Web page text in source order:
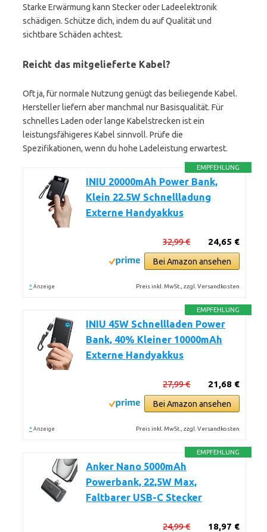
Starke Erwärmung kann Stecker oder Ladeelektronik
schädigen. Schütze dich, indem du auf Qualität und
sichtbare Schäden achtest.
Reicht das mitgelieferte Kabel?
Oft ja, für normale Nutzung genügt das beiliegende Kabel.
Hersteller liefern aber manchmal nur Basisqualität. Für
schnelles Laden oder lange Kabelstrecken ist ein
leistungsfähigeres Kabel sinnvoll. Prüfe die
Spezifikationen, wenn du hohe Ladeleistung erwartest.
EMPFEHLUNG
INIU 20000mAh Power Bank,
Klein 22.5W Schnellladung
Externe Handyakkus
24,65 €
32,99 €
Bei Amazon ansehen
* Anzeige Preis inkl. MwSt., zzgl. Versandkosten
EMPFEHLUNG
INIU 45W Schnellladen Power
Bank, 40% Kleiner 10000mAh
Externe Handyakkus
21,68 €
27,99 €
Bei Amazon ansehen
* Anzeige Preis inkl. MwSt., zzgl. Versandkosten
EMPFEHLUNG
Anker Nano 5000mAh
Powerbank, 22,5W Max,
Faltbarer USB-C Stecker
18,97 €
24,99 €